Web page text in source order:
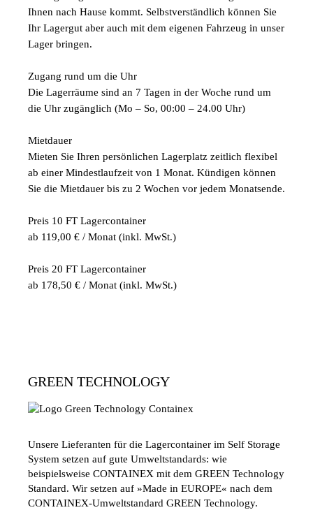
Ihnen nach Hause kommt. Selbstverständlich können Sie
Ihr Lagergut aber auch mit dem eigenen Fahrzeug in unser
Lager bringen.
Zugang rund um die Uhr
Die Lagerräume sind an 7 Tagen in der Woche rund um
die Uhr zugänglich (Mo – So, 00:00 – 24.00 Uhr)
Mietdauer
Mieten Sie Ihren persönlichen Lagerplatz zeitlich flexibel
ab einer Mindestlaufzeit von 1 Monat. Kündigen können
Sie die Mietdauer bis zu 2 Wochen vor jedem Monatsende.
Preis 10 FT Lagercontainer
ab 119,00 € / Monat (inkl. MwSt.)
Preis 20 FT Lagercontainer
ab 178,50 € / Monat (inkl. MwSt.)
GREEN TECHNOLOGY
Unsere Lieferanten für die Lagercontainer im Self Storage
System setzen auf gute Umweltstandards: wie
beispielsweise CONTAINEX mit dem GREEN Technology
Standard. Wir setzen auf »Made in EUROPE« nach dem
CONTAINEX-Umweltstandard GREEN Technology.